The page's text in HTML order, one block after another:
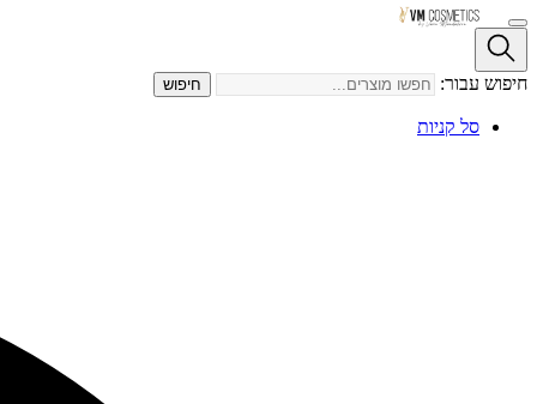
חיפוש עבור: חיפוש
סל קניות